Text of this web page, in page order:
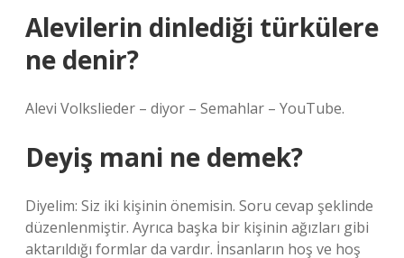
Alevilerin dinlediği türkülere
ne denir?
Alevi Volkslieder – diyor – Semahlar – YouTube.
Deyiş mani ne demek?
Diyelim: Siz iki kişinin önemisin. Soru cevap şeklinde
düzenlenmiştir. Ayrıca başka bir kişinin ağızları gibi
aktarıldığı formlar da vardır. İnsanların hoş ve hoş